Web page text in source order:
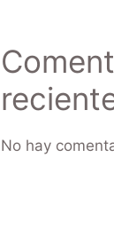
No hay